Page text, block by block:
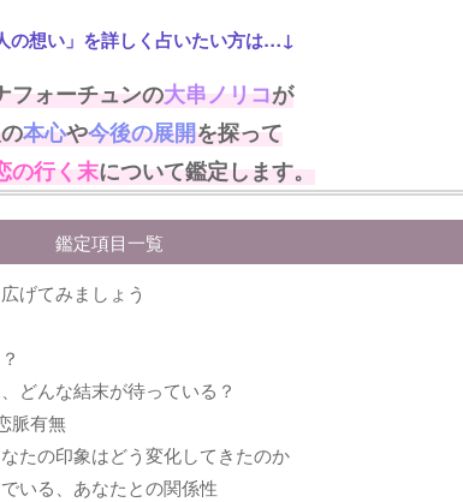
の想い」を詳しく占いたい方は…↓
フォーチュンの大串ノリコが
本心や今後の展開を探って
の行く末について鑑定します。
鑑定項目一覧
げてみましょう
どんな結末が待っている？
脈有無
たの印象はどう変化してきたのか
いる、あなたとの関係性